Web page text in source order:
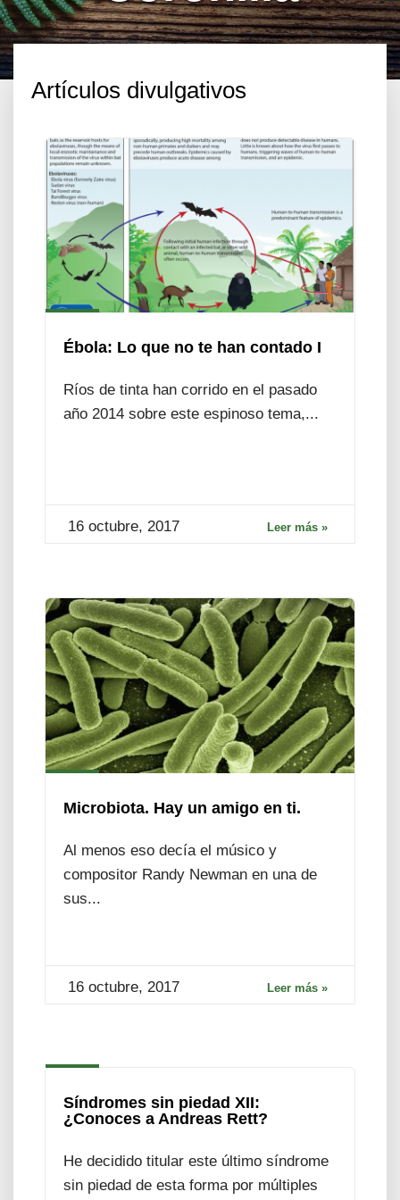
Artículos divulgativos
Ébola: Lo que no te han contado I
Ríos de tinta han corrido en el pasado
año 2014 sobre este espinoso tema,...
16 octubre, 2017 Leer más »
Microbiota. Hay un amigo en ti.
Al menos eso decía el músico y
compositor Randy Newman en una de
sus...
16 octubre, 2017 Leer más »
Síndromes sin piedad XII:
¿Conoces a Andreas Rett?
He decidido titular este último síndrome
sin piedad de esta forma por múltiples